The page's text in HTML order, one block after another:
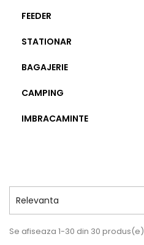
FEEDER
STATIONAR
BAGAJERIE
CAMPING
IMBRACAMINTE
Relevanta
Se afiseaza 1-30 din 30 produs(e)